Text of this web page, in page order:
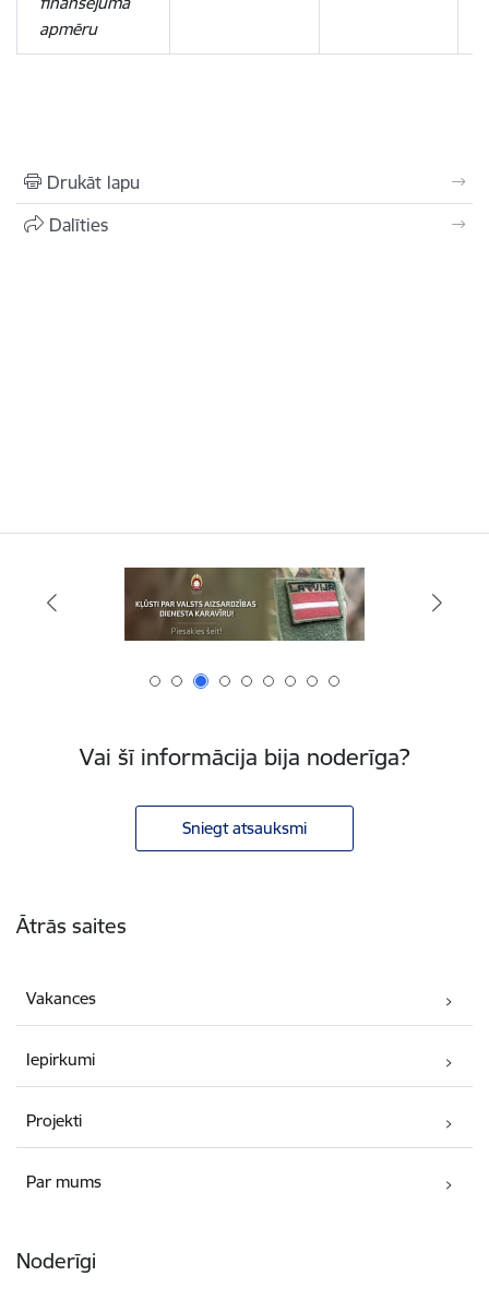
apmēru
Drukāt lapu
Dalīties
Vai šī informācija bija noderīga?
Sniegt atsauksmi
Ātrās saites
Vakances
Iepirkumi
Projekti
Par mums
Noderīgi